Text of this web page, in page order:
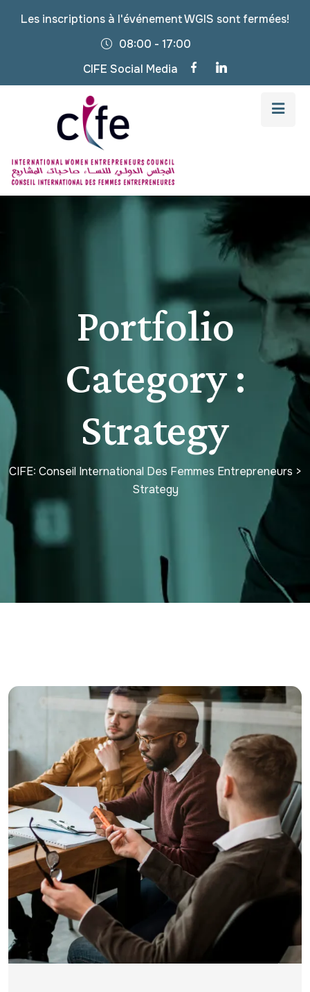
Les inscriptions à l'événement WGIS sont fermées!
08:00 - 17:00
CIFE Social Media
Portfolio
Category :
Strategy
CIFE: Conseil International Des Femmes Entrepreneurs >
Strategy